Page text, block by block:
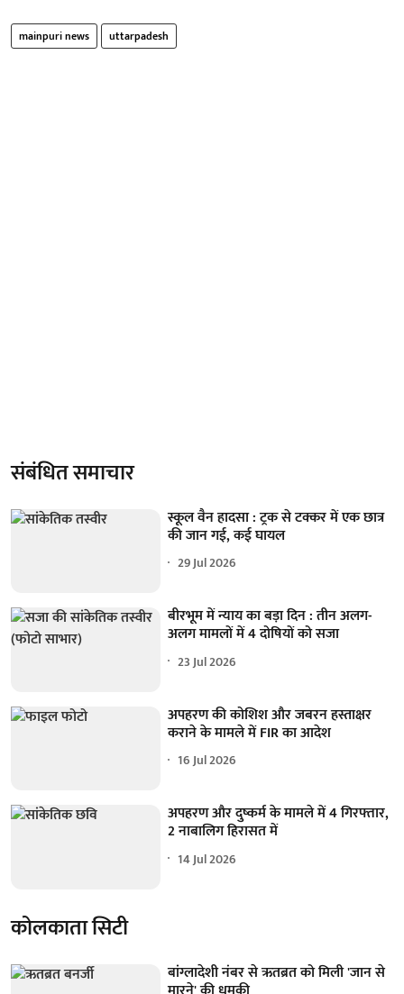
mainpuri news uttarpadesh
संबंधित समाचार
स्कूल वैन हादसा : ट्रक से टक्कर में एक छात्र
की जान गई, कई घायल
29 Jul 2026
बीरभूम में न्याय का बड़ा दिन : तीन अलग-
अलग मामलों में 4 दोषियों को सजा
23 Jul 2026
अपहरण की कोशिश और जबरन हस्ताक्षर
कराने के मामले में FIR का आदेश
16 Jul 2026
अपहरण और दुष्कर्म के मामले में 4 गिरफ्तार,
2 नाबालिग हिरासत में
14 Jul 2026
कोलकाता सिटी
बांग्लादेशी नंबर से ऋतब्रत को मिली 'जान से